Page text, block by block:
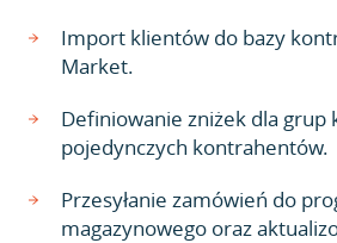
Import klientów do bazy
Market.
Definiowanie zniżek dla grup
pojedynczych kontrahentów.
Przesyłanie zamówień do
magazynowego oraz